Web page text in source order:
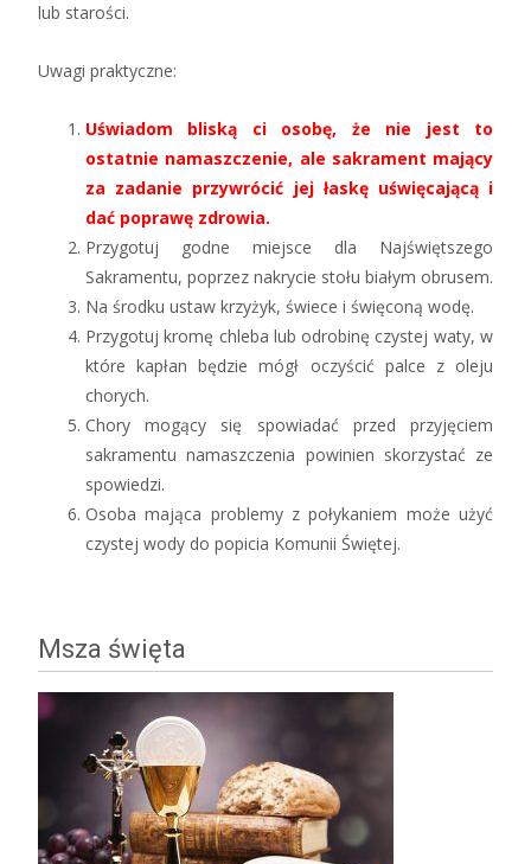
lub starości.
Uwagi praktyczne:
Uświadom bliską ci osobę, że nie jest to
ostatnie namaszczenie, ale sakrament mający
za zadanie przywrócić jej łaskę uświęcającą i
dać poprawę zdrowia.
Przygotuj godne miejsce dla Najświętszego
Sakramentu, poprzez nakrycie stołu białym obrusem.
Na środku ustaw krzyżyk, świece i święconą wodę.
Przygotuj kromę chleba lub odrobinę czystej waty, w
które kapłan będzie mógł oczyścić palce z oleju
chorych.
Chory mogący się spowiadać przed przyjęciem
sakramentu namaszczenia powinien skorzystać ze
spowiedzi.
Osoba mająca problemy z połykaniem może użyć
czystej wody do popicia Komunii Świętej.
Msza święta